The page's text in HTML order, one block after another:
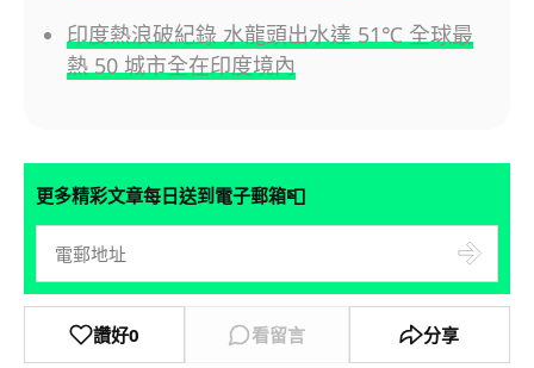
印度熱浪破紀錄 水龍頭出水達 51℃ 全球最
熱 50 城市全在印度境內
更多精彩文章每日送到電子郵箱📮
讚好0 看留言 分享